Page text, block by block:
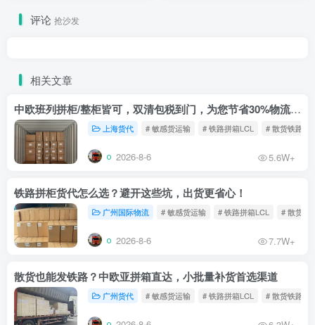
评论 抢沙发
相关文章
中欧班列拼柜/整柜皆可，双清包税到门，为您节省30%物流成本！
上海货代 # 敏感货运输 # 铁路拼箱LCL # 散货铁路
2026-8-6 5.6W+
铁路拼柜货代怎么选？避开这些坑，出货更省心！
广州国际物流 # 敏感货运输 # 铁路拼箱LCL # 散货铁
2026-8-6 7.7W+
散货也能发铁路？中欧亚拼箱直达，小批量补货首选渠道
广州货代 # 敏感货运输 # 铁路拼箱LCL # 散货铁路